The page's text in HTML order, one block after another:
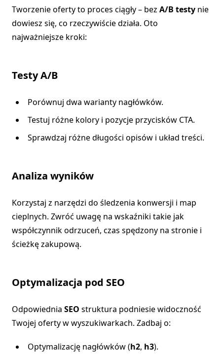
Tworzenie oferty to proces ciągły – bez A/B testy nie
dowiesz się, co rzeczywiście działa. Oto
najważniejsze kroki:
Testy A/B
Porównuj dwa warianty nagłówków.
Testuj różne kolory i pozycje przycisków CTA.
Sprawdzaj różne długości opisów i układ treści.
Analiza wyników
Korzystaj z narzędzi do śledzenia konwersji i map
cieplnych. Zwróć uwagę na wskaźniki takie jak
współczynnik odrzuceń, czas spędzony na stronie i
ścieżkę zakupową.
Optymalizacja pod SEO
Odpowiednia SEO struktura podniesie widoczność
Twojej oferty w wyszukiwarkach. Zadbaj o:
Optymalizację nagłówków (h2, h3).